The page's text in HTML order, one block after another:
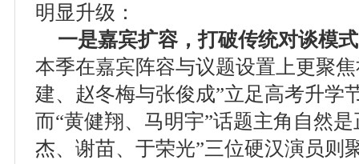
明显升级：
一是嘉宾扩容，打破传统对谈模
本季在嘉宾阵容与议题设置上更聚
建、赵冬梅与张俊成”立足高考升学
而“黄健翔、马明宇”话题主角自然
杰、谢苗、于荣光”三位硬汉演员